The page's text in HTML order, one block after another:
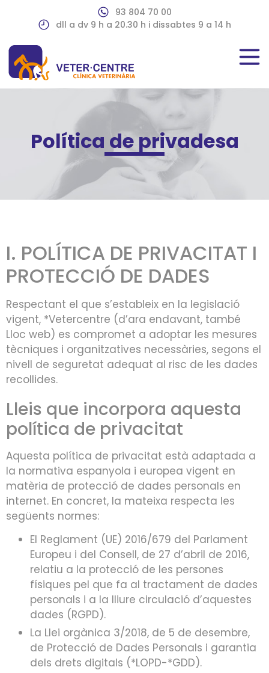
93 804 70 00
dll a dv 9 h a 20.30 h i dissabtes 9 a 14 h
Política de privadesa
I. POLÍTICA DE PRIVACITAT I
PROTECCIÓ DE DADES
Respectant el que s’estableix en la legislació
vigent, *Vetercentre (d’ara endavant, també
Lloc web) es compromet a adoptar les mesures
tècniques i organitzatives necessàries, segons el
nivell de seguretat adequat al risc de les dades
recollides.
Lleis que incorpora aquesta
política de privacitat
Aquesta política de privacitat està adaptada a
la normativa espanyola i europea vigent en
matèria de protecció de dades personals en
internet. En concret, la mateixa respecta les
següents normes:
El Reglament (UE) 2016/679 del Parlament
Europeu i del Consell, de 27 d’abril de 2016,
relatiu a la protecció de les persones
físiques pel que fa al tractament de dades
personals i a la lliure circulació d’aquestes
dades (RGPD).
La Llei orgànica 3/2018, de 5 de desembre,
de Protecció de Dades Personals i garantia
dels drets digitals (*LOPD-*GDD).